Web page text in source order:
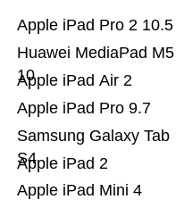
Apple iPad Mini 4
Apple iPad 2
Samsung Galaxy Tab
S4
Apple iPad Pro 9.7
Apple iPad Air 2
Huawei MediaPad M5
10
Apple iPad Pro 2 10.5